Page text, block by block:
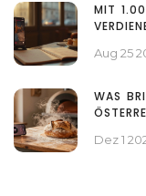
MIT
Aug 25
WAS
Dez 1